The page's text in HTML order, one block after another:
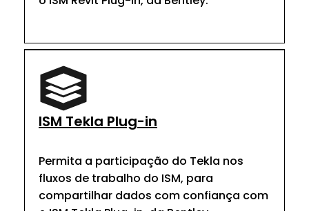
ISM Tekla Plug-in
Permita a participação do Tekla nos
fluxos de trabalho do ISM, para
compartilhar dados com confiança com